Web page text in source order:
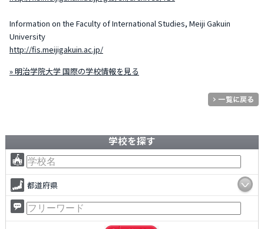
Information on the Faculty of International Studies, Meiji Gakuin
University
http://fis.meijigakuin.ac.jp/
» 明治学院大学 国際の学校情報を見る
学校を探す
都道府県